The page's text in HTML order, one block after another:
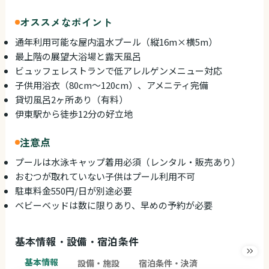
オススメなポイント
通年利用可能な屋内温水プール（縦16m×横5m）
最上階の展望大浴場と露天風呂
ビュッフェレストランで低アレルゲンメニュー対応
子供用浴衣（80cm～120cm）、アメニティ完備
貸切風呂2ヶ所あり（有料）
伊東駅から徒歩12分の好立地
注意点
プールは水泳キャップ着用必須（レンタル・販売あり）
おむつが取れていない子供はプール利用不可
駐車料金550円/日が別途必要
ベビーベッドは数に限りあり、早めの予約が必要
基本情報・設備・宿泊条件
基本情報 設備・施設 宿泊条件・決済